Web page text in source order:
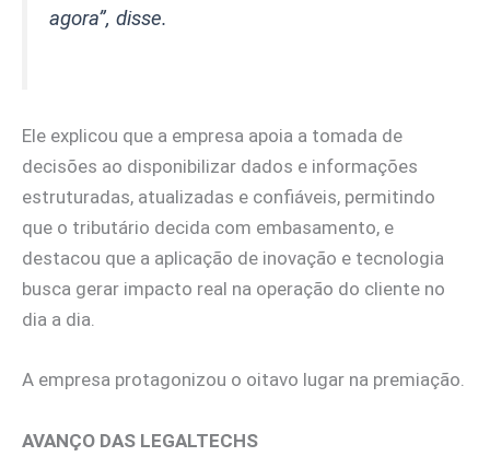
agora”, disse.
Ele explicou que a empresa apoia a tomada de
decisões ao disponibilizar dados e informações
estruturadas, atualizadas e confiáveis, permitindo
que o tributário decida com embasamento, e
destacou que a aplicação de inovação e tecnologia
busca gerar impacto real na operação do cliente no
dia a dia.
A empresa protagonizou o oitavo lugar na premiação.
AVANÇO DAS LEGALTECHS